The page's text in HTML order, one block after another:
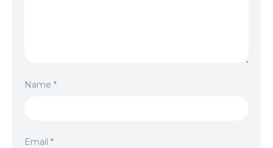
Name *
Email *